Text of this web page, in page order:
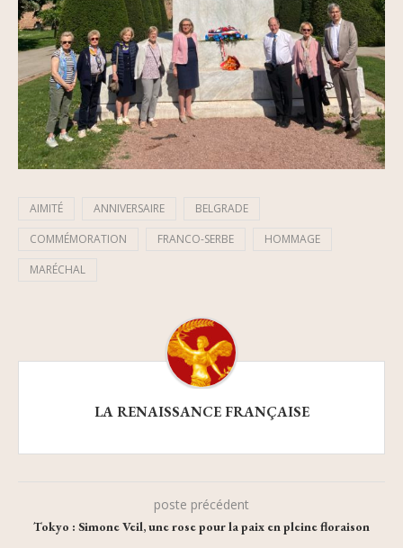
AIMITÉ ANNIVERSAIRE
BELGRADE
COMMÉMORATION
FRANCO-SERBE
HOMMAGE
MARÉCHAL
LA RENAISSANCE FRANÇAISE
poste précédent
Tokyo : Simone Veil, une rose pour la paix en pleine floraison